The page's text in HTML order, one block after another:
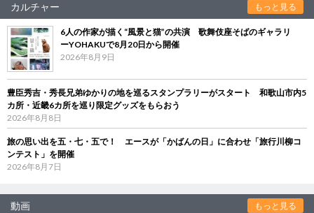
カルチャー もっと見る
6人の作家が描く“風景と猫”の共演 歌舞伎座そばのギャラリ
ーYOHAKUで8月20日から開催
2026年8月9日
豊臣秀吉・秀長兄弟ゆかりの地を巡るスタンプラリーがスタート 和歌山市内5
カ所・近畿6カ所を巡り限定グッズをもらおう
2026年8月8日
旅の思い出を五・七・五で！ エースが「かばんの日」に合わせ「旅行川柳コ
ンテスト」を開催
2026年8月7日
動画 もっと見る